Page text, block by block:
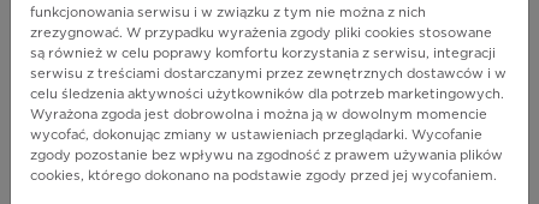
POKAŻ FILTRY
Pharmindex
funkcjonowania serwisu i w związku z tym nie można z nich
zrezygnować. W przypadku wyrażenia zgody pliki cookies stosowane
są również w celu poprawy komfortu korzystania z serwisu, integracji
serwisu z treściami dostarczanymi przez zewnętrznych dostawców i w
celu śledzenia aktywności użytkowników dla potrzeb marketingowych.
Wyrażona zgoda jest dobrowolna i można ją w dowolnym momencie
wycofać, dokonując zmiany w ustawieniach przeglądarki. Wycofanie
zgody pozostanie bez wpływu na zgodność z prawem używania plików
cookies, którego dokonano na podstawie zgody przed jej wycofaniem.